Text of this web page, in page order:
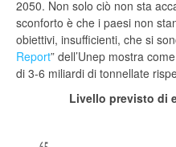
2050. Non solo ciò non sta
sconforto è che i paesi non
obiettivi, insufficienti, che si
Report” dell’Unep mostra
di 3-6 miliardi di tonnellate
Livello previsto di